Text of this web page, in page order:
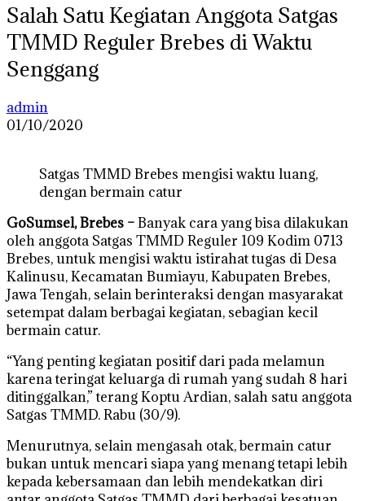
Salah Satu Kegiatan Anggota Satgas
TMMD Reguler Brebes di Waktu
Senggang
admin
01/10/2020
Satgas TMMD Brebes mengisi waktu luang,
dengan bermain catur
GoSumsel, Brebes –Banyak cara yang bisa dilakukan
oleh anggota Satgas TMMD Reguler 109 Kodim 0713
Brebes, untuk mengisi waktu istirahat tugas di Desa
Kalinusu, Kecamatan Bumiayu, Kabupaten Brebes,
Jawa Tengah, selain berinteraksi dengan masyarakat
setempat dalam berbagai kegiatan, sebagian kecil
bermain catur.
“Yang penting kegiatan positif dari pada melamun
karena teringat keluarga di rumah yang sudah 8 hari
ditinggalkan,” terang Koptu Ardian, salah satu anggota
Satgas TMMD. Rabu (30/9).
Menurutnya, selain mengasah otak, bermain catur
bukan untuk mencari siapa yang menang tetapi lebih
kepada kebersamaan dan lebih mendekatkan diri